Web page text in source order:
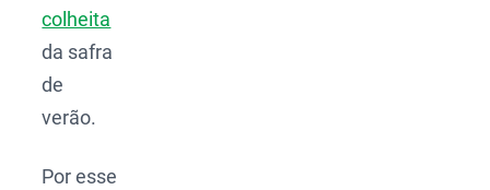
colheita
da safra
de
verão.
Por esse